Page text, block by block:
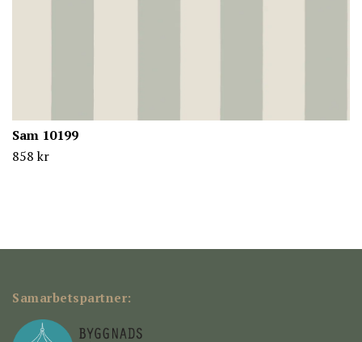
Sam 10199
858 kr
Samarbetspartner: